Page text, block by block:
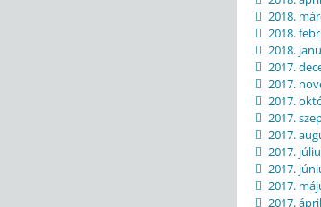
2018.
2018.
2018.
2017.
2017.
2017.
2017.
2017.
2017.
2017.
2017.
2017.